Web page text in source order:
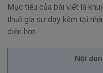
Mục tiêu của bài viết là
thuê gia sư dạy kèm tại
diện hơn.
Nội